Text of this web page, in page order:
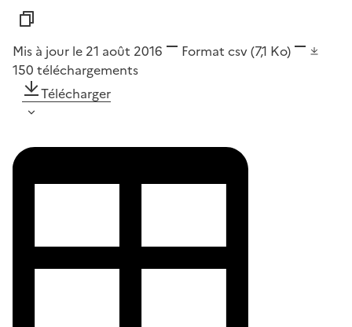
Mis à jour le 21 août 2016 Format csv(7,1 Ko)
150 téléchargements
Télécharger